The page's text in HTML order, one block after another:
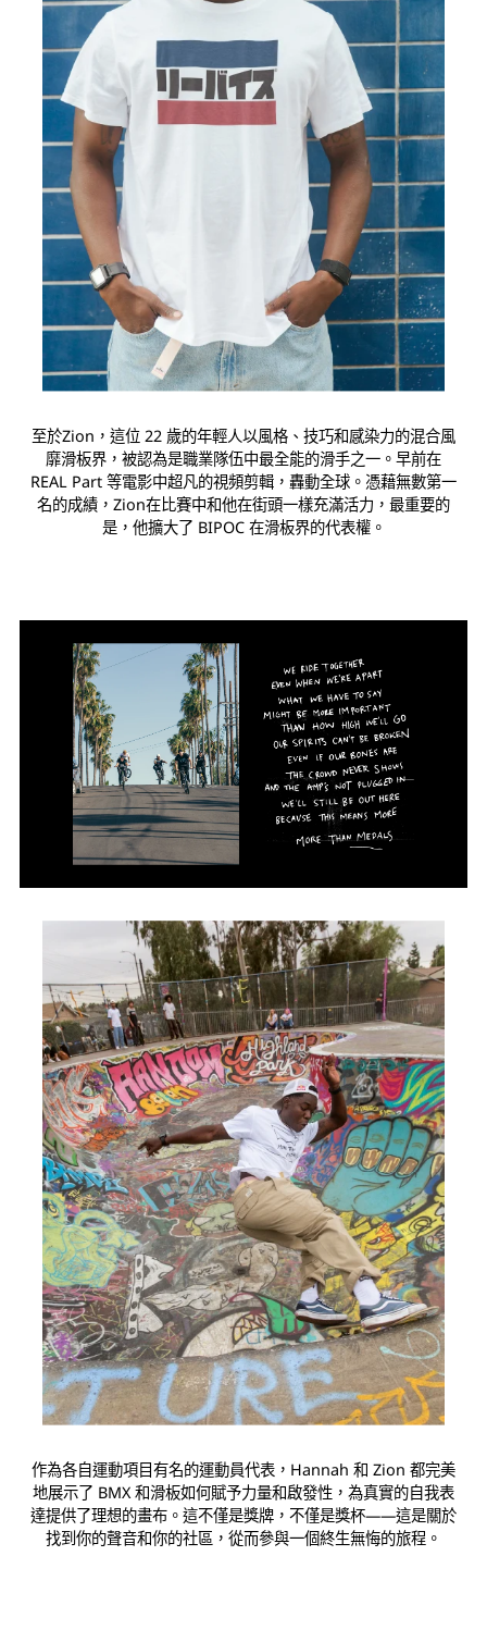
至於Zion，這位 22 歲的年輕人以風格、技巧和感染力的混合風
靡滑板界，被認為是職業隊伍中最全能的滑手之一。早前在
REAL Part 等電影中超凡的視頻剪輯，轟動全球。憑藉無數第一
名的成績，Zion在比賽中和他在街頭一樣充滿活力，最重要的
是，他擴大了 BIPOC 在滑板界的代表權。
作為各自運動項目有名的運動員代表，Hannah 和 Zion 都完美
地展示了 BMX 和滑板如何賦予力量和啟發性，為真實的自我表
達提供了理想的畫布。這不僅是獎牌，不僅是獎杯——這是關於
找到你的聲音和你的社區，從而參與一個終生無悔的旅程。